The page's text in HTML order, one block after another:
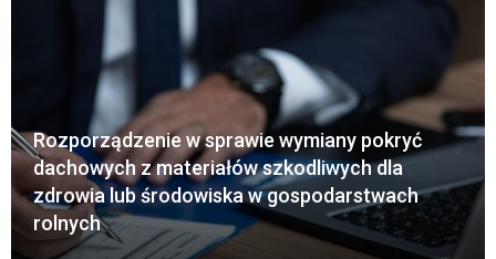
Rozporządzenie w sprawie wymiany pokryć
dachowych z materiałów szkodliwych dla
zdrowia lub środowiska w gospodarstwach
rolnych